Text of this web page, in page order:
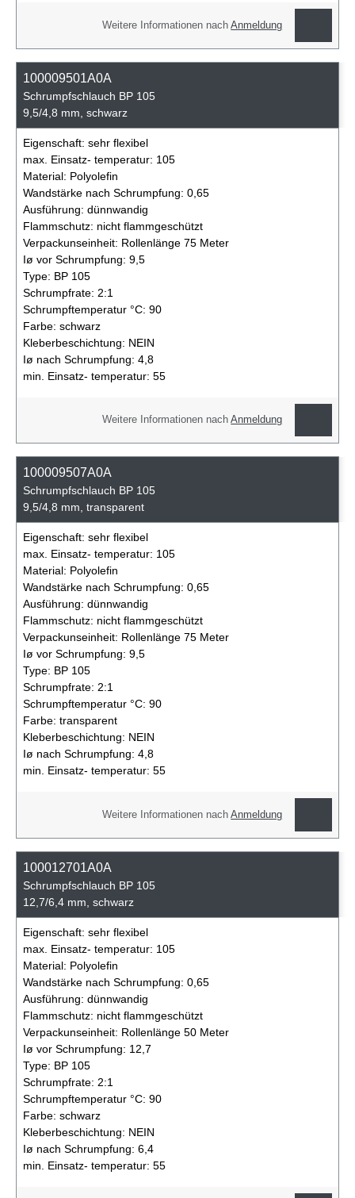
Weitere Informationen nachAnmeldung
100009501A0A
Schrumpfschlauch BP 105
9,5/4,8 mm, schwarz
Eigenschaft: sehr flexibel
max. Einsatz- temperatur: 105
Material: Polyolefin
Wandstärke nach Schrumpfung: 0,65
Ausführung: dünnwandig
Flammschutz: nicht flammgeschützt
Verpackunseinheit: Rollenlänge 75 Meter
Iø vor Schrumpfung: 9,5
Type: BP 105
Schrumpfrate: 2:1
Schrumpftemperatur °C: 90
Farbe: schwarz
Kleberbeschichtung: NEIN
Iø nach Schrumpfung: 4,8
min. Einsatz- temperatur: 55
Weitere Informationen nachAnmeldung
100009507A0A
Schrumpfschlauch BP 105
9,5/4,8 mm, transparent
Eigenschaft: sehr flexibel
max. Einsatz- temperatur: 105
Material: Polyolefin
Wandstärke nach Schrumpfung: 0,65
Ausführung: dünnwandig
Flammschutz: nicht flammgeschützt
Verpackunseinheit: Rollenlänge 75 Meter
Iø vor Schrumpfung: 9,5
Type: BP 105
Schrumpfrate: 2:1
Schrumpftemperatur °C: 90
Farbe: transparent
Kleberbeschichtung: NEIN
Iø nach Schrumpfung: 4,8
min. Einsatz- temperatur: 55
Weitere Informationen nachAnmeldung
100012701A0A
Schrumpfschlauch BP 105
12,7/6,4 mm, schwarz
Eigenschaft: sehr flexibel
max. Einsatz- temperatur: 105
Material: Polyolefin
Wandstärke nach Schrumpfung: 0,65
Ausführung: dünnwandig
Flammschutz: nicht flammgeschützt
Verpackunseinheit: Rollenlänge 50 Meter
Iø vor Schrumpfung: 12,7
Type: BP 105
Schrumpfrate: 2:1
Schrumpftemperatur °C: 90
Farbe: schwarz
Kleberbeschichtung: NEIN
Iø nach Schrumpfung: 6,4
min. Einsatz- temperatur: 55